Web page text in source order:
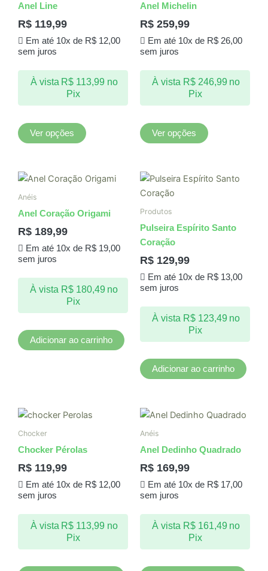
Anel Line
R$ 119,99
Em até 10x de R$12,00
sem juros
À vista R$ 113,99 no
Pix
Ver opções
As
podem
ser
página
Anel Michelin
R$ 259,99
Em até 10x de R$26,00
sem juros
À vista R$246,99 no
Pix
Ver opções
As
podem
ser
página
Anéis
Anel Coração Origami
R$ 189,99
Em até 10x de R$19,00
sem juros
À vista R$180,49 no
Pix
Adicionar ao carrinho
Produtos
Pulseira Espírito Santo
Coração
R$ 129,99
Em até 10x de R$13,00
sem juros
À vista R$123,49 no
Pix
Adicionar ao carrinho
Chocker
Chocker Pérolas
R$ 119,99
Em até 10x de R$12,00
sem juros
À vista R$ 113,99 no
Pix
Anéis
Anel Dedinho Quadrado
R$ 169,99
Em até 10x de R$17,00
sem juros
À vista R$161,49 no
Pix